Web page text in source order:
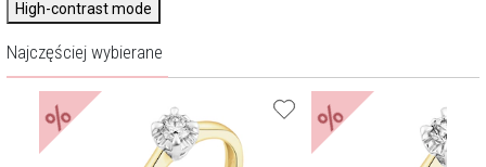
High-contrast mode
Najczęściej wybierane
% %